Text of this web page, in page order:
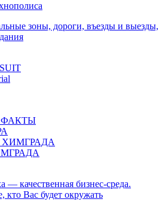
зоны, дороги, въезды и выезды,
— качественная бизнес-среда.
кто Вас будет окружать